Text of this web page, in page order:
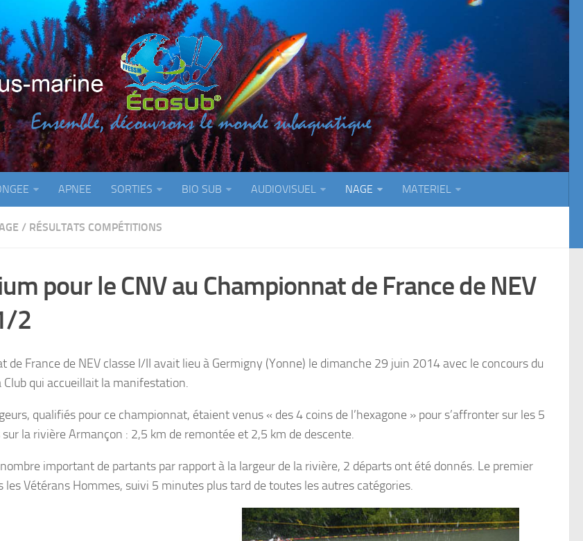
APNEE SORTIES BIO SUB AUDIOVISUEL NAGE MATERIEL
/ RÉSULTATS COMPÉTITIONS
pour le CNV au Championnat de France de NEV
2
de France de NEV classe I/II avait lieu à Germigny (Yonne) le dimanche 29 juin 2014 avec le concours du
Club qui accueillait la manifestation.
qualifiés pour ce championnat, étaient venus « des 4 coins de l’hexagone » pour s’affronter sur les 5
sur la rivière Armançon : 2,5 km de remontée et 2,5 km de descente.
important de partants par rapport à la largeur de la rivière, 2 départs ont été donnés. Le premier
les Vétérans Hommes, suivi 5 minutes plus tard de toutes les autres catégories.